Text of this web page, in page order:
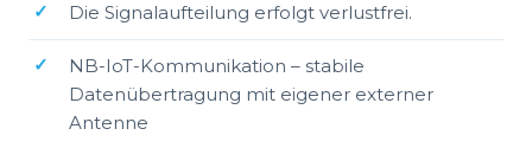
Die Signalaufteilung erfolgt verlustfrei.
NB-IoT-Kommunikation – stabile
Datenübertragung mit eigener externer
Antenne